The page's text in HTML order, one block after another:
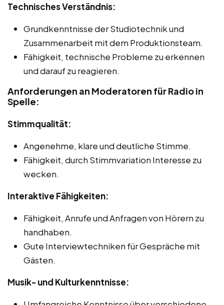
Technisches Verständnis:
Grundkenntnisse der Studiotechnik und
Zusammenarbeit mit dem Produktionsteam.
Fähigkeit, technische Probleme zu erkennen
und darauf zu reagieren.
Anforderungen an Moderatoren für Radio in
Spelle:
Stimmqualität:
Angenehme, klare und deutliche Stimme.
Fähigkeit, durch Stimmvariation Interesse zu
wecken.
Interaktive Fähigkeiten:
Fähigkeit, Anrufe und Anfragen von Hörern zu
handhaben.
Gute Interviewtechniken für Gespräche mit
Gästen.
Musik- und Kulturkenntnisse: